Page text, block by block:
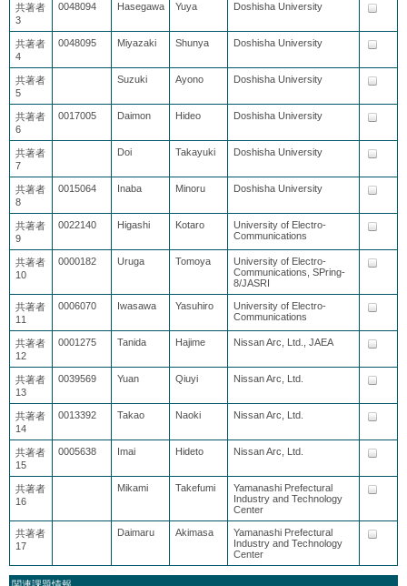
共著者
3
0048094 Hasegawa Yuya Doshisha University
共著者
4
0048095 Miyazaki Shunya Doshisha University
共著者
5
Suzuki Ayono Doshisha University
共著者
6
0017005 Daimon Hideo Doshisha University
共著者
7
Doi Takayuki Doshisha University
共著者
8
0015064 Inaba Minoru Doshisha University
共著者
9
0022140 Higashi Kotaro
University of Electro-
Communications
共著者
10
0000182 Uruga Tomoya
University of Electro-
Communications, SPring-
8/JASRI
共著者
11
0006070 Iwasawa Yasuhiro
University of Electro-
Communications
共著者
12
0001275 Tanida Hajime Nissan Arc, Ltd., JAEA
共著者
13
0039569 Yuan Qiuyi Nissan Arc, Ltd.
共著者
14
0013392 Takao Naoki Nissan Arc, Ltd.
共著者
15
0005638 Imai Hideto Nissan Arc, Ltd.
共著者
16
Mikami Takefumi
Yamanashi Prefectural
Industry and Technology
Center
共著者
17
Daimaru Akimasa
Yamanashi Prefectural
Industry and Technology
Center